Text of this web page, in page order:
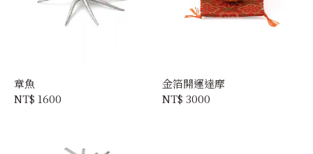
章魚
NT$ 1600
金箔開運達摩
NT$ 3000